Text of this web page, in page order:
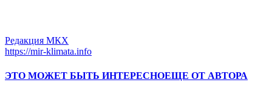
Редакция МКХ
https://mir-klimata.info
ЭТО МОЖЕТ БЫТЬ ИНТЕРЕСНОЕЩЕ ОТ АВТОРА